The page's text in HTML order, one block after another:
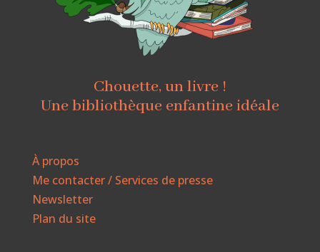
Chouette, un livre !
Une bibliothèque enfantine idéale
À propos
Me contacter / Services de presse
Newsletter
Plan du site